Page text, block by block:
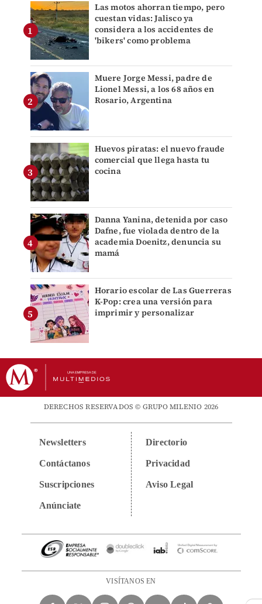
Las motos ahorran tiempo, pero
cuestan vidas: Jalisco ya
considera a los accidentes de
'bikers' como problema
Muere Jorge Messi, padre de
Lionel Messi, a los 68 años en
Rosario, Argentina
Huevos piratas: el nuevo fraude
comercial que llega hasta tu
cocina
Danna Yanina, detenida por caso
Dafne, fue violada dentro de la
academia Doenitz, denuncia su
mamá
Horario escolar de Las Guerreras
K-Pop: crea una versión para
imprimir y personalizar
DERECHOS RESERVADOS © GRUPO MILENIO 2026
Newsletters
Contáctanos
Suscripciones
Anúnciate
Directorio
Privacidad
Aviso Legal
VISÍTANOS EN